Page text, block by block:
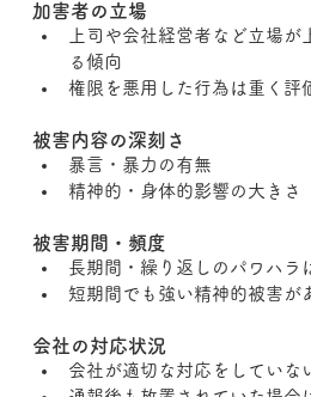
加害者の立場
上司や会社経営者など立場が
る傾向
権限を悪用した行為は重く評
被害内容の深刻さ
暴言・暴力の有無
精神的・身体的影響の大きさ
被害期間・頻度
長期間・繰り返しのパワハラ
短期間でも強い精神的被害が
会社の対応状況
会社が適切な対応をしていな